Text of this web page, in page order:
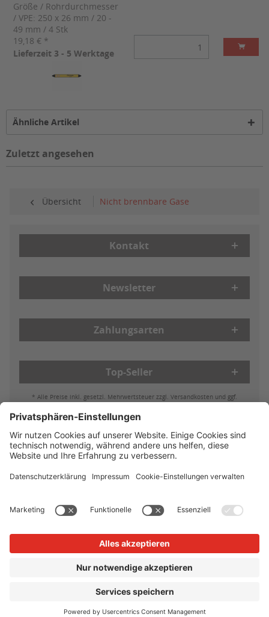
Größe / Rohrdurchmesser
/ VPE: 250 x 26 mm / 20 -
49 mm / 4 Stk
19,18 € *
Lieferzeit 3 - 5 Werktage
Ähnliche Artikel
Zuletzt angesehen
Übersicht Nicht brennbare Gase
Kontakt
Newsletter
Zahlungsarten
Top-Seller
* Alle Preise inkl. gesetzl. Mehrwertsteuer zzgl. Versandkosten und ggf.
Batterieleistung & Entsorgung
Widerruf
Reklamationen
AGB
Datenschutz Impressum Vertrag widerrufen